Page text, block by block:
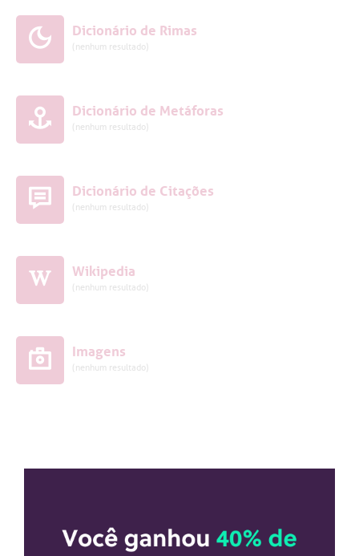
Dicionário de Rimas
(nenhum resultado)
Dicionário de Metáforas
(nenhum resultado)
Dicionário de Citações
(nenhum resultado)
Wikipedia
(nenhum resultado)
Imagens
(nenhum resultado)